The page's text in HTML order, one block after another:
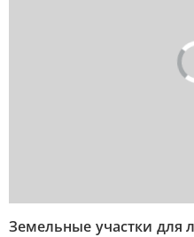
Земельные участки для